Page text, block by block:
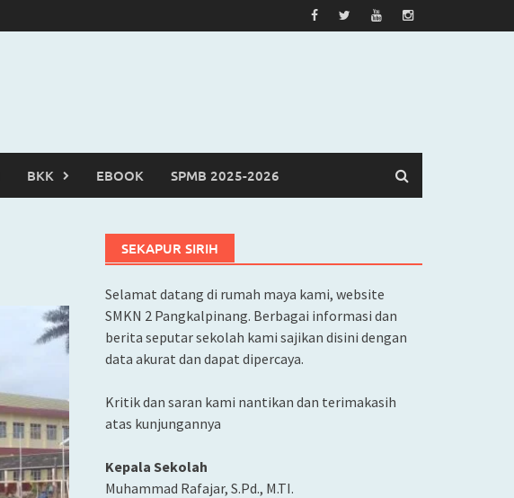
BKK EBOOK SPMB 2025-2026
SEKAPUR SIRIH
Selamat datang di rumah maya kami, website
SMKN 2 Pangkalpinang. Berbagai informasi dan
berita seputar sekolah kami sajikan disini dengan
data akurat dan dapat dipercaya.
Kritik dan saran kami nantikan dan terimakasih
atas kunjungannya
Kepala Sekolah
Muhammad Rafajar, S.Pd., M.TI.